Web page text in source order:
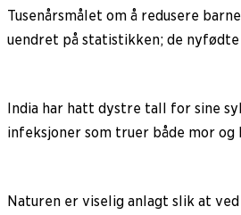
Tusenårsmålet om å redusere
uendret på statistikken; de
India har hatt dystre tall for sine
infeksjoner som truer både mor
Naturen er viselig anlagt slik at